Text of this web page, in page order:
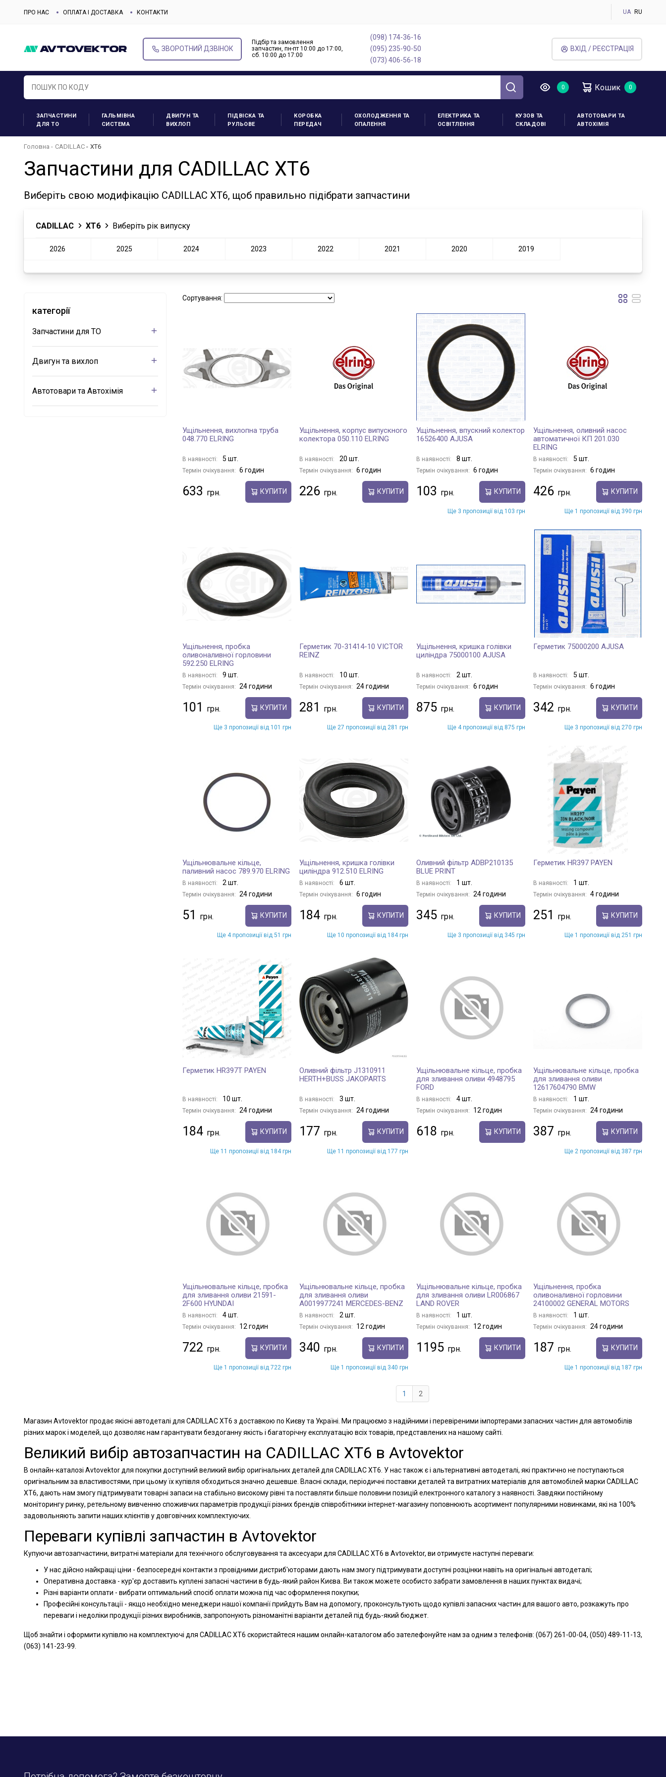
ПРО НАС ОПЛАТА І ДОСТАВКА КОНТАКТИ UA RU
ЗВОРОТНИЙ ДЗВІНОК
Підбір та замовлення
запчастин, пн-пт 10:00 до 17:00,
cб. 10:00 до 17:00
(098) 174-36-16
(095) 235-90-50
(073) 406-56-18
ВХІД / РЕЄСТРАЦІЯ
Кошик
ЗАПЧАСТИНИ
ДЛЯ ТО
ГАЛЬМІВНА
СИСТЕМА
ДВИГУН ТА
ВИХЛОП
ПІДВІСКА ТА
РУЛЬОВЕ
КОРОБКА
ПЕРЕДАЧ
ОХОЛОДЖЕННЯ ТА
ОПАЛЕННЯ
ЕЛЕКТРИКА ТА
ОСВІТЛЕННЯ
КУЗОВ ТА
СКЛАДОВІ
АВТОТОВАРИ ТА
АВТОХІМІЯ
Головна CADILLAC XT6
Запчастини для CADILLAC XT6
Виберіть свою модифікацію CADILLAC XT6, щоб правильно підібрати запчастини
CADILLAC XT6 Виберіть рік випуску
2026 2025 2024 2023 2022 2021 2020 2019
категорії
Запчастини для ТО
Двигун та вихлоп
Автотовари та Автохімія
Сортування:
Ущільнення, вихлопна труба
048.770 ELRING
В наявності: 5 шт.
Термін очікування: 6 годин
633 КУПИТИ
Ущільнення, корпус випускного
колектора 050.110 ELRING
В наявності: 20 шт.
Термін очікування: 6 годин
226 КУПИТИ
Ущільнення, впускний колектор
16526400 AJUSA
В наявності: 8 шт.
Термін очікування: 6 годин
103 КУПИТИ
Ще 3 пропозиції від 103 грн
Ущільнення, оливний насос
автоматичної КП 201.030
ELRING
В наявності: 5 шт.
Термін очікування: 6 годин
426 КУПИТИ
Ще 1 пропозиції від 390 грн
Ущільнення, пробка
оливоналивної горловини
592.250 ELRING
В наявності: 9 шт.
Термін очікування: 24 години
101 КУПИТИ
Ще 3 пропозиції від 101 грн
Герметик 70-31414-10 VICTOR
REINZ
В наявності: 10 шт.
Термін очікування: 24 години
281 КУПИТИ
Ще 27 пропозиції від 281 грн
Ущільнення, кришка голівки
циліндра 75000100 AJUSA
В наявності: 2 шт.
Термін очікування: 6 годин
875 КУПИТИ
Ще 4 пропозиції від 875 грн
Герметик 75000200 AJUSA
В наявності: 5 шт.
Термін очікування: 6 годин
342 КУПИТИ
Ще 3 пропозиції від 270 грн
Ущільнювальне кільце,
паливний насос 789.970 ELRING
В наявності: 2 шт.
Термін очікування: 24 години
51 КУПИТИ
Ще 4 пропозиції від 51 грн
Ущільнення, кришка голівки
циліндра 912.510 ELRING
В наявності: 6 шт.
Термін очікування: 6 годин
184 КУПИТИ
Ще 10 пропозиції від 184 грн
Оливний фільтр ADBP210135
BLUE PRINT
В наявності: 1 шт.
Термін очікування: 24 години
345 КУПИТИ
Ще 3 пропозиції від 345 грн
Герметик HR397 PAYEN
В наявності: 1 шт.
Термін очікування: 4 години
251 КУПИТИ
Ще 1 пропозиції від 251 грн
Герметик HR397T PAYEN
В наявності: 10 шт.
Термін очікування: 24 години
184 КУПИТИ
Ще 11 пропозиції від 184 грн
Оливний фільтр J1310911
HERTH+BUSS JAKOPARTS
В наявності: 3 шт.
Термін очікування: 24 години
177 КУПИТИ
Ще 11 пропозиції від 177 грн
Ущільнювальне кільце, пробка
для зливання оливи 4948795
FORD
В наявності: 4 шт.
Термін очікування: 12 годин
618 КУПИТИ
Ущільнювальне кільце, пробка
для зливання оливи
12617604790 BMW
В наявності: 1 шт.
Термін очікування: 24 години
387 КУПИТИ
Ще 2 пропозиції від 387 грн
Ущільнювальне кільце, пробка
для зливання оливи 21591-
2F600 HYUNDAI
В наявності: 4 шт.
Термін очікування: 12 годин
722 КУПИТИ
Ще 1 пропозиції від 722 грн
Ущільнювальне кільце, пробка
для зливання оливи
A0019977241 MERCEDES-BENZ
В наявності: 2 шт.
Термін очікування: 12 годин
340 КУПИТИ
Ще 1 пропозиції від 340 грн
Ущільнювальне кільце, пробка
для зливання оливи LR006867
LAND ROVER
В наявності: 1 шт.
Термін очікування: 12 годин
1195 КУПИТИ
Ущільнення, пробка
оливоналивної горловини
24100002 GENERAL MOTORS
В наявності: 1 шт.
Термін очікування: 24 години
187 КУПИТИ
Ще 1 пропозиції від 187 грн
1 2
Магазин Avtovektor продає якісні автодеталі для CADILLAC XT6 з доставкою по Києву та Україні. Ми працюємо з надійними і перевіреними імпортерами запасних частин для автомобілів
різних марок і моделей, що дозволяє нам гарантувати бездоганну якість і багаторічну експлуатацію всіх товарів, представлених на нашому сайті.
Великий вибір автозапчастин на CADILLAC XT6 в Avtovektor
В онлайн-каталозі Avtovektor для покупки доступний великий вибір оригінальних деталей для CADILLAC XT6. У нас також є і альтернативні автодеталі, які практично не поступаються
оригінальним за властивостями, при цьому їх купівля обходиться значно дешевше. Власні склади, періодичні поставки деталей та витратних матеріалів для автомобілей марки CADILLAC
XT6, дають нам змогу підтримувати товарні запаси на стабільно високому рівні та поставляти більше половини позицій електронного каталогу з наявності. Завдяки постійному
моніторингу ринку, ретельному вивченню споживчих параметрів продукції різних брендів співробітники інтернет-магазину поповнюють асортимент популярними новинками, які на 100%
задовольняють запити наших клієнтів у довговічних комплектуючих.
Переваги купівлі запчастин в Avtovektor
Купуючи автозапчастини, витратні матеріали для технічного обслуговування та аксесуари для CADILLAC XT6 в Avtovektor, ви отримуєте наступні переваги:
У нас дійсно найкращі ціни - безпосередні контакти з провідними дистриб'юторами дають нам змогу підтримувати доступні розцінки навіть на оригінальні автодеталі;
Оперативна доставка - кур'єр доставить куплені запасні частини в будь-який район Києва. Ви також можете особисто забрати замовлення в наших пунктах видачі;
Різні варіанти оплати - вибрати оптимальний спосіб оплати можна під час оформлення покупки;
Професійні консультації - якщо необхідно менеджери нашої компанії прийдуть Вам на допомогу, проконсультують щодо купівлі запасних частин для вашого авто, розкажуть про
переваги і недоліки продукції різних виробників, запропонують різноманітні варіанти деталей під будь-який бюджет.
Щоб знайти і оформити купівлю на комплектуючі для CADILLAC XT6 скористайтеся нашим онлайн-каталогом або зателефонуйте нам за одним з телефонів: (067) 261-00-04, (050) 489-11-13,
(063) 141-23-99.